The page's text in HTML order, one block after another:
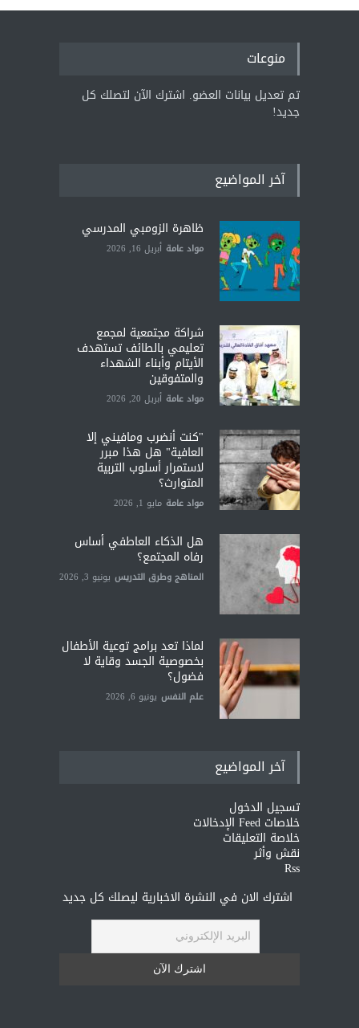
منوعات
تم تعديل بيانات العضو. اشترك الآن لتصلك كل
جديد!
آخر المواضيع
ظاهرة الزومبي المدرسي
مواد عامة أبريل 16, 2026
شراكة مجتمعية لمجمع
تعليمي بالطائف تستهدف
الأيتام وأبناء الشهداء
والمتفوقين
مواد عامة أبريل 20, 2026
"كنت أنضرب ومافيني إلا
العافية" هل هذا مبرر
لاستمرار أسلوب التربية
المتوارث؟
مواد عامة مايو 1, 2026
هل الذكاء العاطفي أساس
رفاه المجتمع؟
المناهج وطرق التدريس يونيو 3, 2026
لماذا تعد برامج توعية الأطفال
بخصوصية الجسد وقاية لا
فضول؟
علم النفس يونيو 6, 2026
آخر المواضيع
تسجيل الدخول
خلاصات Feed الإدخالات
خلاصة التعليقات
نقش وأثر
Rss
اشترك الان في النشرة الاخبارية ليصلك كل جديد